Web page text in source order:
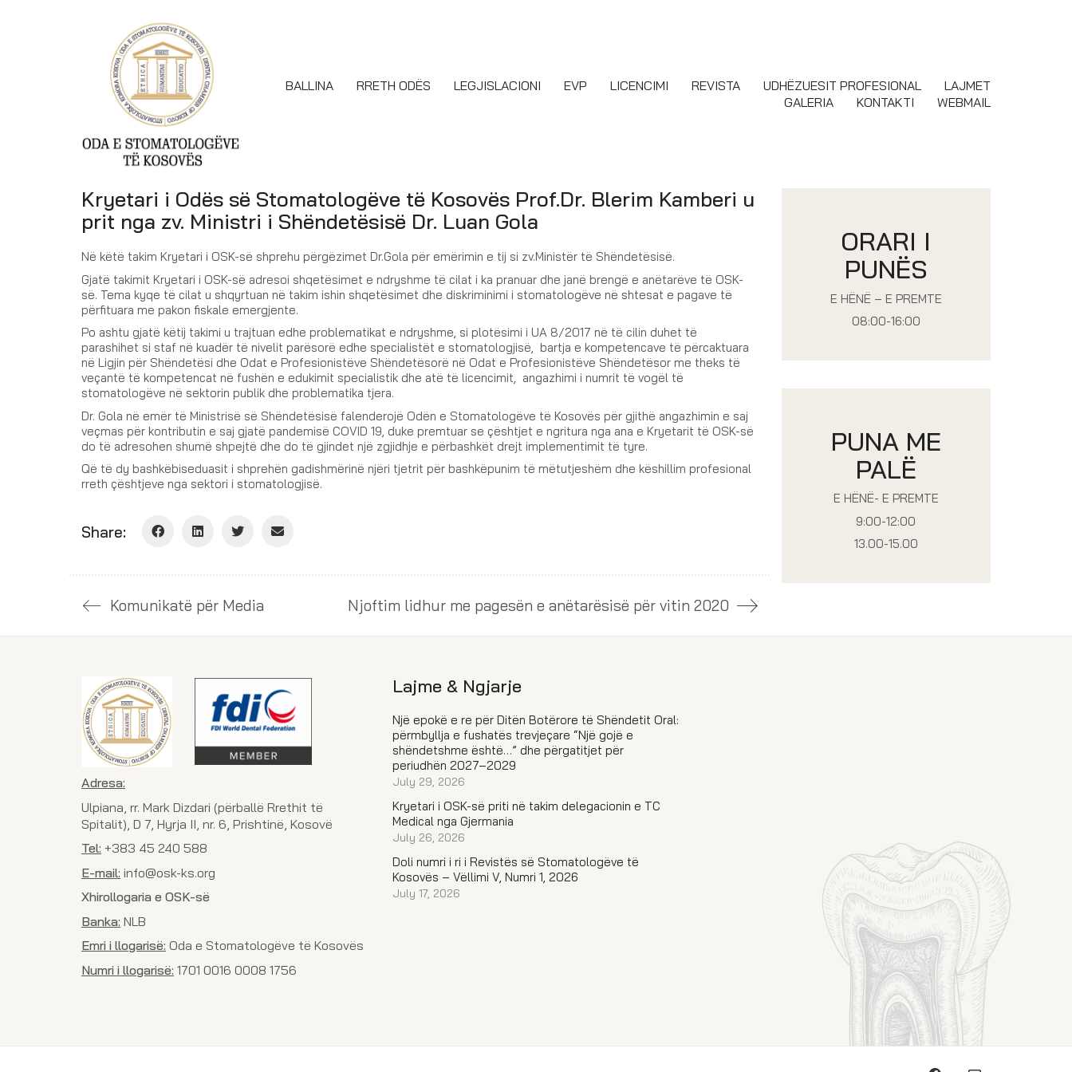
BALLINA RRETH ODËS LEGJISLACIONI EVP LICENCIMI REVISTA UDHËZUESIT PROFESIONAL
LAJMET
GALERIA
KONTAKTI WEBMAIL
Kryetari i Odës së Stomatologëve të Kosovës Prof.Dr. Blerim Kamberi u
prit nga zv. Ministri i Shëndetësisë Dr. Luan Gola
Në këtë takim Kryetari i OSK-së shprehu përgëzimet Dr.Gola për emërimin e tij si zv.Ministër të Shëndetësisë.
Gjatë takimit Kryetari i OSK-së adresoi shqetësimet e ndryshme të cilat i ka pranuar dhe janë brengë e anëtarëve të OSK-
së. Tema kyqe të cilat u shqyrtuan në takim ishin shqetësimet dhe diskriminimi i stomatologëve në shtesat e pagave të
përfituara me pakon fiskale emergjente.
Po ashtu gjatë këtij takimi u trajtuan edhe problematikat e ndryshme, si plotësimi i UA 8/2017 në të cilin duhet të
parashihet si staf në kuadër të nivelit parësorë edhe specialistët e stomatologjisë, bartja e kompetencave të përcaktuara
në Ligjin për Shëndetësi dhe Odat e Profesionistëve Shëndetësorë në Odat e Profesionistëve Shëndetësor me theks të
veçantë të kompetencat në fushën e edukimit specialistik dhe atë të licencimit, angazhimi i numrit të vogël të
stomatologëve në sektorin publik dhe problematika tjera.
Dr. Gola në emër të Ministrisë së Shëndetësisë falenderojë Odën e Stomatologëve të Kosovës për gjithë angazhimin e saj
veçmas për kontributin e saj gjatë pandemisë COVID 19, duke premtuar se çështjet e ngritura nga ana e Kryetarit të OSK-së
do të adresohen shumë shpejtë dhe do të gjindet një zgjidhje e përbashkët drejt implementimit të tyre.
Që të dy bashkëbiseduasit i shprehën gadishmërinë njëri tjetrit për bashkëpunim të mëtutjeshëm dhe këshillim profesional
rreth çështjeve nga sektori i stomatologjisë.
Share:
Komunikatë për Media Njoftim lidhur me pagesën e anëtarësisë për vitin 2020
ORARI I
PUNËS
E HËNË – E PREMTE
08:00-16:00
PUNA ME
PALË
E HËNË- E PREMTE
9:00-12:00
13.00-15.00
Adresa:
Ulpiana, rr. Mark Dizdari (përballë Rrethit të
Spitalit), D 7, Hyrja II, nr. 6, Prishtinë, Kosovë
Tel: +383 45 240 588
E-mail: info@osk-ks.org
Xhirollogaria e OSK-së
Banka: NLB
Emri i llogarisë: Oda e Stomatologëve të Kosovës
Numri i llogarisë: 1701 0016 0008 1756
Lajme & Ngjarje
Një epokë e re për Ditën Botërore të Shëndetit Oral:
përmbyllja e fushatës trevjeçare “Një gojë e
shëndetshme është…” dhe përgatitjet për
periudhën 2027–2029
July 29, 2026
Kryetari i OSK-së priti në takim delegacionin e TC
Medical nga Gjermania
July 26, 2026
Doli numri i ri i Revistës së Stomatologëve të
Kosovës – Vëllimi V, Numri 1, 2026
July 17, 2026